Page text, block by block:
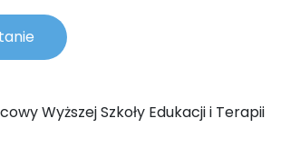
Wyższej Szkoły Edukacji i Terapii